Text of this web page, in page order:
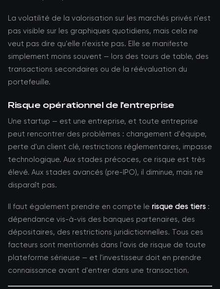
La volatilité de la valorisation sur les marchés privés n'est
pas visible sur les graphiques quotidiens, mais cela ne
veut pas dire qu'elle n'existe pas. Elle se manifeste
simplement moins souvent — lors des tours de table, des
transactions secondaires ou de la réévaluation du
portefeuille.
Risque opérationnel de l'entreprise
Une startup — est une entreprise, et toute entreprise
peut rencontrer des problèmes : changement d'équipe,
perte d'un client clé, restrictions réglementaires, impasse
technologique. Aux stades précoces, ce risque est très
élevé. Aux stades avancés (pre-IPO), il diminue, mais ne
disparaît pas.
Il faut également prendre en compte le risque des tiers :
dépendance vis-à-vis des banques partenaires, des
dépositaires, des restrictions juridictionnelles. Tous ces
facteurs sont mentionnés dans l'avis de risque de toute
plateforme sérieuse — et l'investisseur doit en prendre
connaissance avant d'entrer dans une transaction.